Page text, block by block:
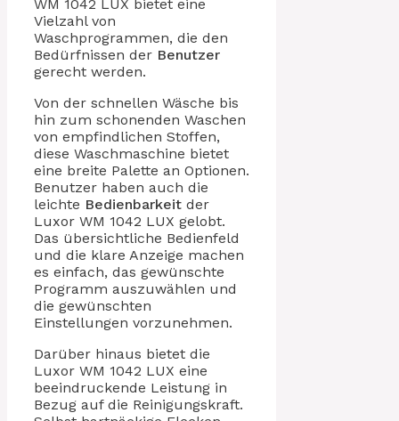
WM 1042 LUX bietet eine
Vielzahl von
Waschprogrammen, die den
Bedürfnissen der Benutzer
gerecht werden.
Von der schnellen Wäsche bis
hin zum schonenden Waschen
von empfindlichen Stoffen,
diese Waschmaschine bietet
eine breite Palette an Optionen.
Benutzer haben auch die
leichte Bedienbarkeit der
Luxor WM 1042 LUX gelobt.
Das übersichtliche Bedienfeld
und die klare Anzeige machen
es einfach, das gewünschte
Programm auszuwählen und
die gewünschten
Einstellungen vorzunehmen.
Darüber hinaus bietet die
Luxor WM 1042 LUX eine
beeindruckende Leistung in
Bezug auf die Reinigungskraft.